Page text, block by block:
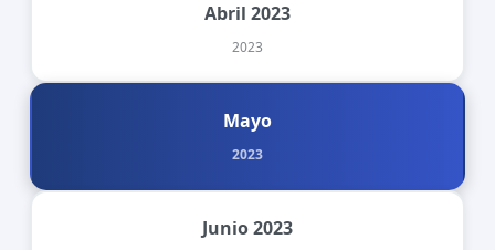
Abril 2023
2023
Mayo
2023
Junio 2023